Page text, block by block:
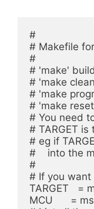
#
# Makefile
#
# 'make'
# 'make
# 'make
# 'make
# You need
# TARGET
# eg if
#    into the
#
# If you want
TARGET   =
MCU      =